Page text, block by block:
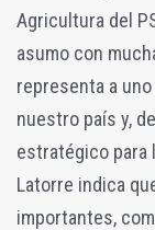
Agricultura del
asumo con
representa a
nuestro país y,
estratégico para
Latorre indica
importantes,